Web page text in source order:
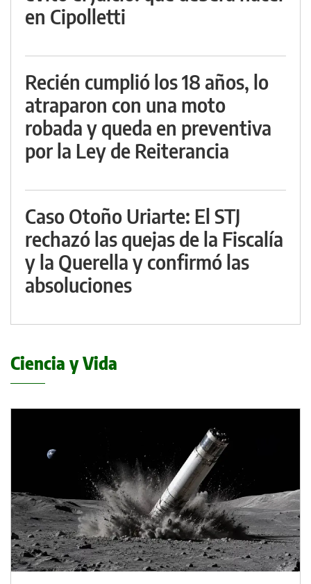
en Cipolletti
Recién cumplió los 18 años, lo
atraparon con una moto
robada y queda en preventiva
por la Ley de Reiterancia
Caso Otoño Uriarte: El STJ
rechazó las quejas de la Fiscalía
y la Querella y confirmó las
absoluciones
Ciencia y Vida